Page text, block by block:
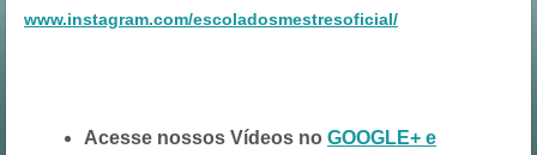
www.instagram.com/escoladosmestresoficial/
Acesse nossos Vídeos no GOOGLE+ e